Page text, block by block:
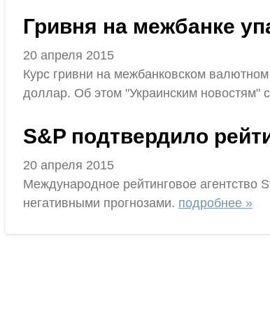
Гривня на межбанке
20 апреля 2015
Курс гривни на межбанковском
доллар. Об этом "Украинским новостям"
S&P подтвердило
20 апреля 2015
Международное рейтинговое агентство
негативными прогнозами. подробнее »